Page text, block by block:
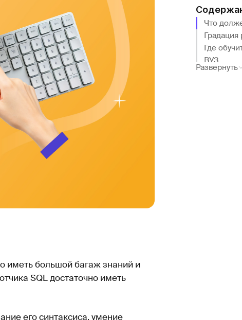
иметь большой багаж знаний и
SQL достаточно иметь
его синтаксиса, умение
Что
Градация
Где
ВУЗ
Онлайн-
Развернуть